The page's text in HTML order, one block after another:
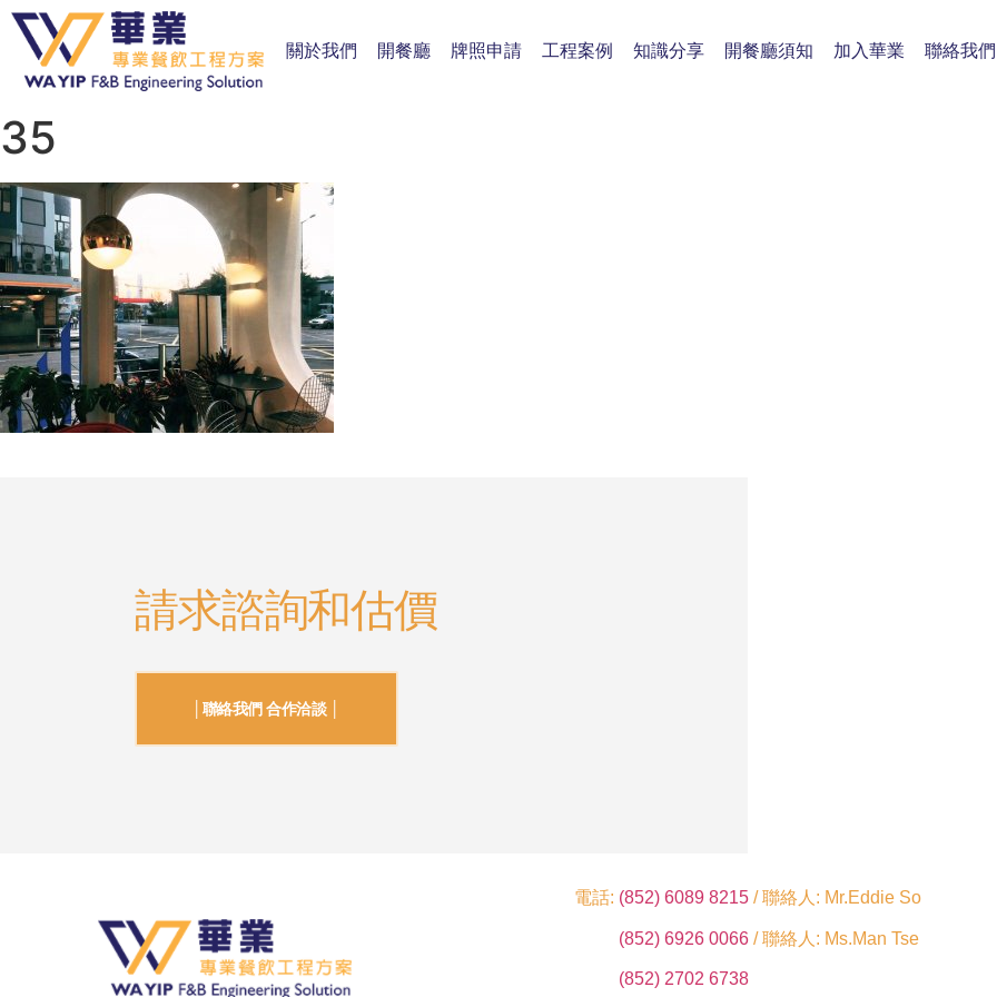
關於我們 開餐廳 牌照申請 工程案例 知識分享 開餐廳須知 加入華業 聯絡我們
35
請求諮詢和估價
│聯絡我們 合作洽談 │
電話: (852) 6089 8215 / 聯絡人: Mr.Eddie So
(852) 6926 0066/ 聯絡人: Ms.Man Tse
(852) 2702 6738